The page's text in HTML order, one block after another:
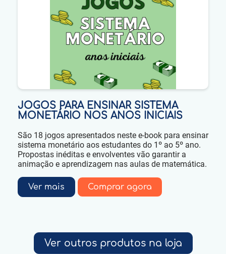
JOGOS PARA ENSINAR SISTEMA
MONETÁRIO NOS ANOS INICIAIS
São 18 jogos apresentados neste e-book para ensinar
sistema monetário aos estudantes do 1º ao 5º ano.
Propostas inéditas e envolventes vão garantir a
animação e aprendizagem nas aulas de matemática.
Ver mais Comprar agora
Ver outros produtos na loja